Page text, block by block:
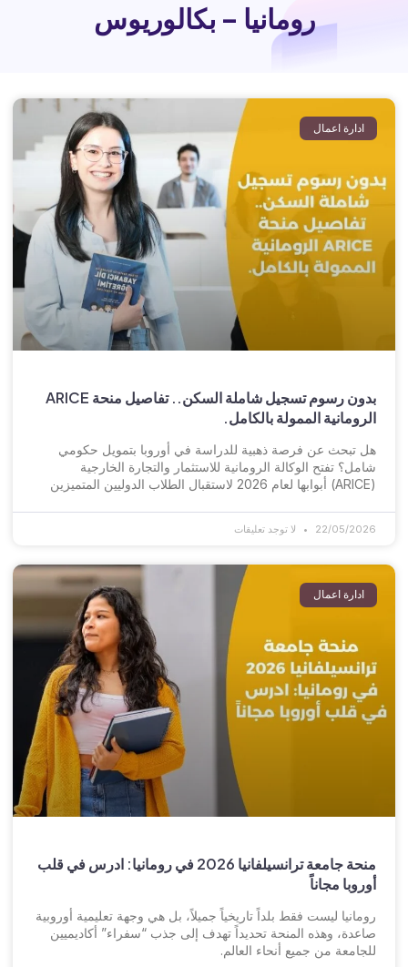
رومانيا – بكالوريوس
ادارة اعمال
بدون رسوم تسجيل شاملة السكن.. تفاصيل منحة ARICE
الرومانية الممولة بالكامل.
هل تبحث عن فرصة ذهبية للدراسة في أوروبا بتمويل حكومي
شامل؟ تفتح الوكالة الرومانية للاستثمار والتجارة الخارجية
(ARICE) أبوابها لعام 2026 لاستقبال الطلاب الدوليين المتميزين
22/05/2026 لا توجد تعليقات
ادارة اعمال
منحة جامعة ترانسيلفانيا 2026 في رومانيا: ادرس في قلب
أوروبا مجاناً
رومانيا ليست فقط بلداً تاريخياً جميلاً، بل هي وجهة تعليمية أوروبية
صاعدة، وهذه المنحة تحديداً تهدف إلى جذب “سفراء” أكاديميين
للجامعة من جميع أنحاء العالم.